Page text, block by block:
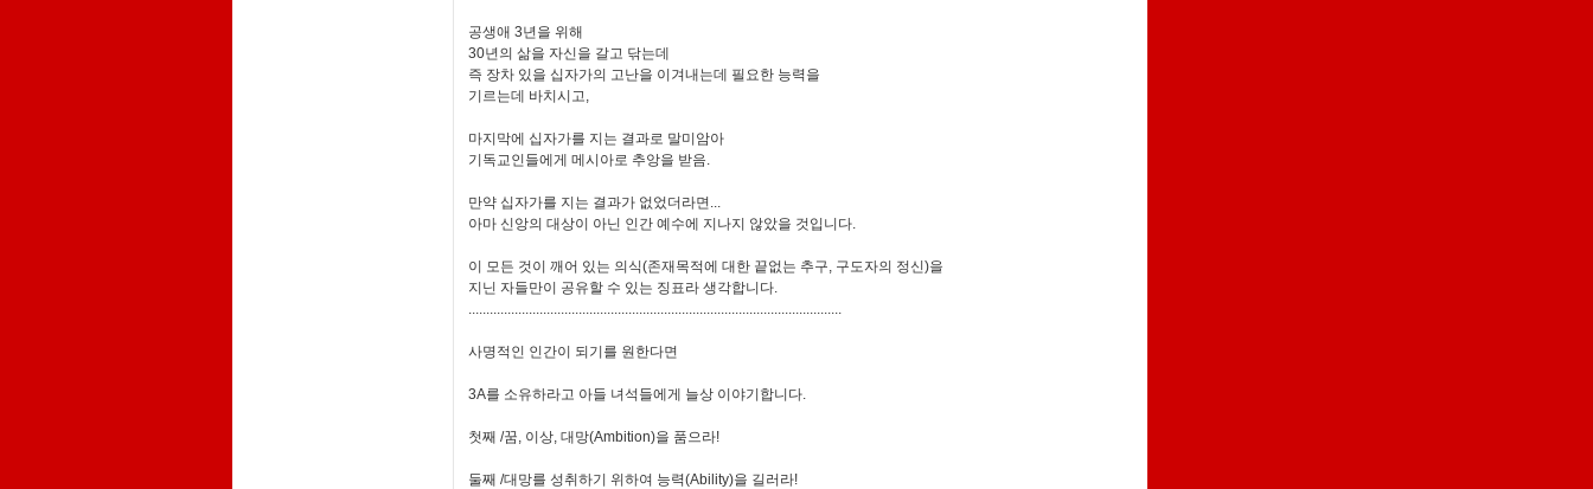
공생애 3년을 위해
30년의 삶을 자신을 갈고 닦는데
즉 장차 있을 십자가의 고난을 이겨내는데 필요한 능력을
기르는데 바치시고,
마지막에 십자가를 지는 결과로 말미암아
기독교인들에게 메시아로 추앙을 받음.
만약 십자가를 지는 결과가 없었더라면...
아마 신앙의 대상이 아닌 인간 예수에 지나지 않았을 것입니다.
이 모든 것이 깨어 있는 의식(존재목적에 대한 끝없는 추구, 구도자의 정신)을
지닌 자들만이 공유할 수 있는 징표라 생각합니다.
.........................................................................................................
사명적인 인간이 되기를 원한다면
3A를 소유하라고 아들 녀석들에게 늘상 이야기합니다.
첫째 /꿈, 이상, 대망(Ambition)을 품으라!
둘째 /대망를 성취하기 위하여 능력(Ability)을 길러라!